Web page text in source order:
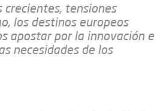
crecientes, tensiones
los destinos europeos
apostar por la innovación e
necesidades de los